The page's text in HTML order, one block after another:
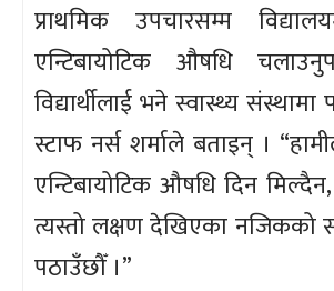
प्राथमिक उपचारसम्म
एन्टिबायोटिक औषधि
विद्यार्थीलाई भने स्वास्थ्य
स्टाफ नर्स शर्माले बताइन् ।
एन्टिबायोटिक औषधि दिन मिल्दैन,
त्यस्तो लक्षण देखिएका नजिकको
पठाउँछौँ ।”